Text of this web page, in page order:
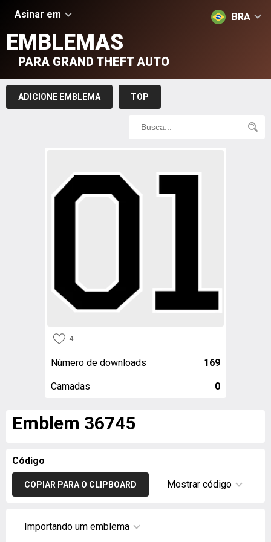
Asinar em BRA
EMBLEMAS
PARA GRAND THEFT AUTO
ADICIONE EMBLEMA TOP
4
Número de downloads 169
Camadas 0
Emblem 36745
Código
COPIAR PARA O CLIPBOARD Mostrar código
Importando um emblema